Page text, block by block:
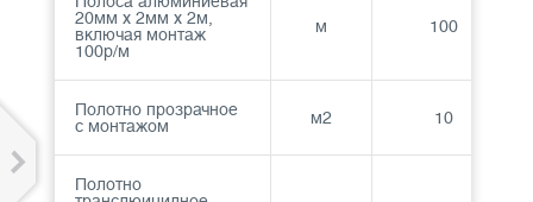
20мм х 2мм х 2м,
включая монтаж
100р/м
м 100
Полотно прозрачное
с монтажом
м2 10
Полотно